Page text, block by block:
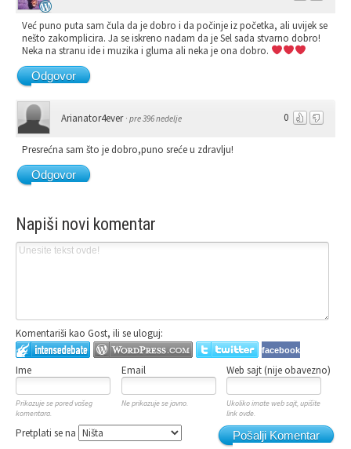
Već puno puta sam čula da je dobro i da počinje iz početka, ali uvijek se
nešto zakomplicira. Ja se iskreno nadam da je Sel sada stvarno dobro!
Neka na stranu ide i muzika i gluma ali neka je ona dobro.
Odgovor
0
Arianator4ever · pre 396 nedelje
Presrećna sam što je dobro,puno sreće u zdravlju!
Odgovor
Napiši novi komentar
Komentariši kao Gost, ili se uloguj:
facebook
Ime Email Web sajt (nije obavezno)
Prikazuje se pored vašeg
komentara.
Ne prikazuje se javno.
Ukoliko imate web sajt, upišite
link ovde.
Pošalji Komentar
Pretplati se na